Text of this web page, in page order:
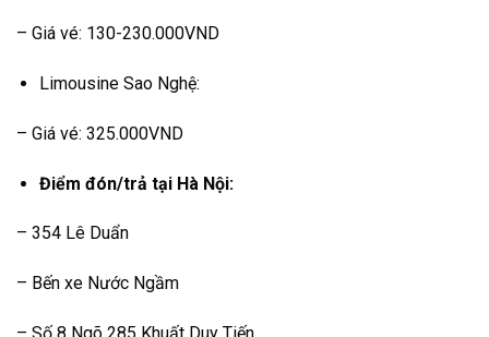
– Giá vé: 130-230.000VND
Limousine Sao Nghệ:
– Giá vé: 325.000VND
Điểm đón/trả tại Hà Nội:
– 354 Lê Duẩn
– Bến xe Nước Ngầm